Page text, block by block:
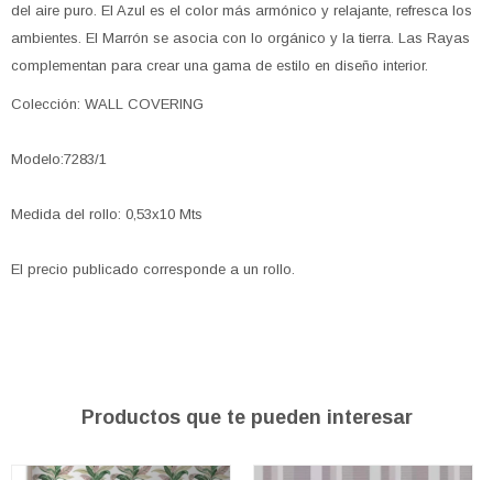
del aire puro. El Azul es el color más armónico y relajante, refresca los
ambientes. El Marrón se asocia con lo orgánico y la tierra. Las Rayas
complementan para crear una gama de estilo en diseño interior.
Colección: WALL COVERING
Modelo:7283/1
Medida del rollo: 0,53x10 Mts
El precio publicado corresponde a un rollo.
Productos que te pueden interesar